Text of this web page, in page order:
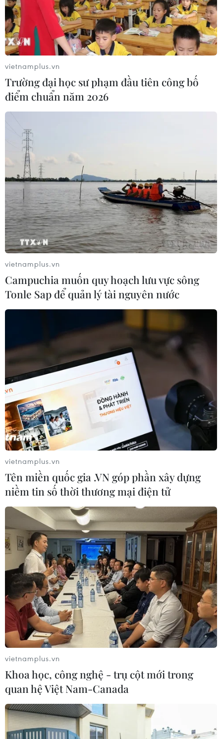
vietnamplus.vn
Trường đại học sư phạm đầu tiên công bố
điểm chuẩn năm 2026
vietnamplus.vn
Campuchia muốn quy hoạch lưu vực sông
Tonle Sap để quản lý tài nguyên nước
vietnamplus.vn
Tên miền quốc gia .VN góp phần xây dựng
niềm tin số thời thương mại điện tử
vietnamplus.vn
Khoa học, công nghệ - trụ cột mới trong
quan hệ Việt Nam-Canada